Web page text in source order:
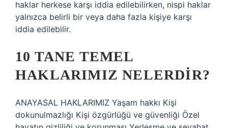
haklar herkese karşı iddia edilebilirken, nispi haklar
yalnızca belirli bir veya daha fazla kişiye karşı
iddia edilebilir.
10 TANE TEMEL
HAKLARIMIZ NELERDIR?
ANAYASAL HAKLARIMIZ Yaşam hakkı Kişi
dokunulmazlığı Kişi özgürlüğü ve güvenliği Özel